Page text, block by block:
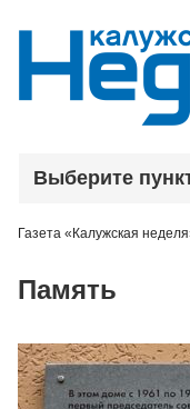
Выберите
Газета «Калужская
Память